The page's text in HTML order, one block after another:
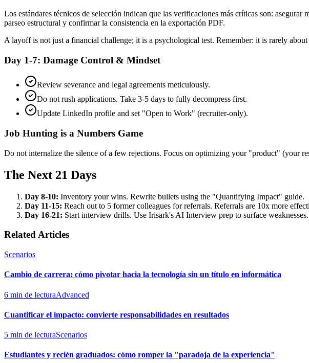
Los estándares técnicos de selección indican que las verificaciones más críticas son:
parseo estructural y confirmar la consistencia en la exportación PDF.
A layoff is not just a financial challenge; it is a psychological test. Remember: it is rarely
Day 1-7: Damage Control & Mindset
Review severance and legal agreements meticulously.
Do not rush applications. Take 3-5 days to fully decompress first.
Update LinkedIn profile and set "Open to Work" (recruiter-only).
Job Hunting is a Numbers Game
Do not internalize the silence of a few rejections. Focus on optimizing your "product" (your
The Next 21 Days
Day 8-10: Inventory your wins. Rewrite bullets using the "Quantifying Impact" guide.
Day 11-15: Reach out to 5 former colleagues for referrals. Referrals are 10x more
Day 16-21: Start interview drills. Use Irisark's AI Interview prep to surface weaknesses.
Related Articles
Scenarios
Cambio de carrera: cómo pivotar hacia la tecnología sin un título en informática
6 min de lecturaAdvanced
Cuantificar el impacto: convierte responsabilidades en resultados
5 min de lecturaScenarios
Estudiantes y recién graduados: cómo romper la "paradoja de la experiencia"